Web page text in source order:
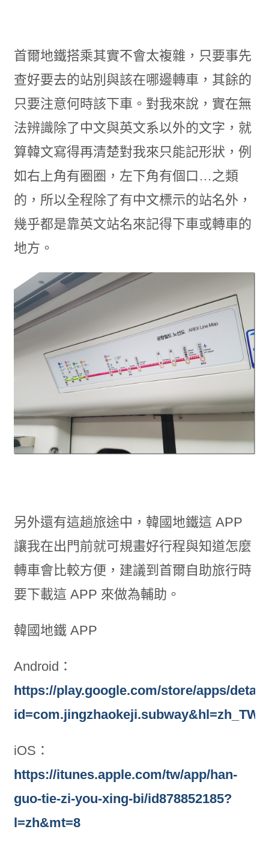
首爾地鐵搭乘其實不會太複雜，只要事先
查好要去的站別與該在哪邊轉車，其餘的
只要注意何時該下車。對我來說，實在無
法辨識除了中文與英文系以外的文字，就
算韓文寫得再清楚對我來只能記形狀，例
如右上角有圈圈，左下角有個口…之類
的，所以全程除了有中文標示的站名外，
幾乎都是靠英文站名來記得下車或轉車的
地方。
另外還有這趟旅途中，韓國地鐵這 APP
讓我在出門前就可規畫好行程與知道怎麼
轉車會比較方便，建議到首爾自助旅行時
要下載這 APP 來做為輔助。
韓國地鐵 APP
Android：
https://play.google.com/store/apps/
id=com.jingzhaokeji.subway&hl=zh_TW
iOS：
https://itunes.apple.com/tw/app/han-
guo-tie-zi-you-xing-bi/id878852185?
l=zh&mt=8